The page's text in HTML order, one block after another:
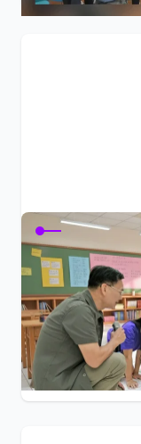
青少年牧
本課程將幫助您檢
的聚會内容，並提
小陽光e學園